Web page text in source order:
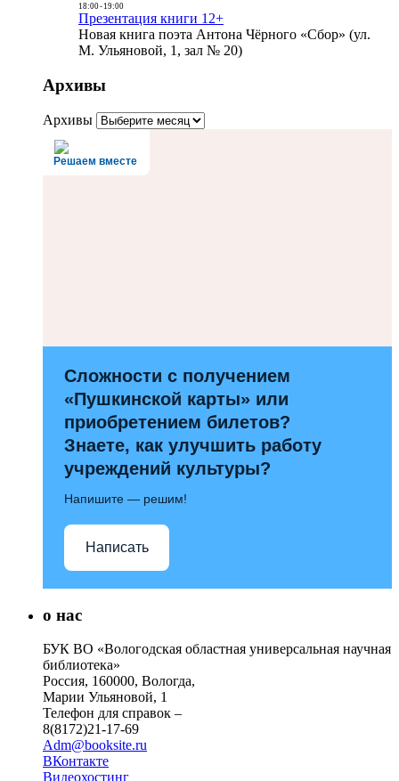
18:00- 19:00
Презентация книги 12+
Новая книга поэта Антона Чёрного «Сбор» (ул.
М. Ульяновой, 1, зал № 20)
Архивы
Архивы
Решаем вместе
Сложности с получением
«Пушкинской карты» или
приобретением билетов?
Знаете, как улучшить работу
учреждений культуры?
Напишите — решим!
Написать
о нас
БУК ВО «Вологодская областная универсальная научная
библиотека»
Россия, 160000, Вологда,
Марии Ульяновой, 1
Телефон для справок –
8(8172)21-17-69
Adm@booksite.ru
ВКонтакте
Видеохостинг